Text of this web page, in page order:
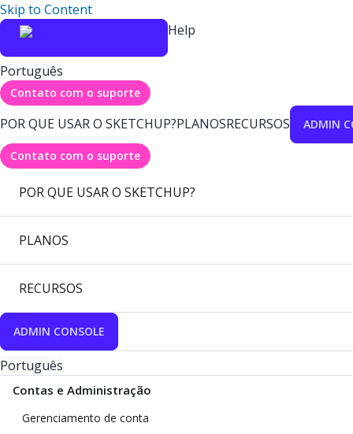
Skip to Content
Help
Português
Contato com o suporte
POR QUE USAR O SKETCHUP?PLANOSRECURSOS ADMIN
Contato com o suporte
POR QUE USAR O SKETCHUP?
PLANOS
RECURSOS
ADMIN CONSOLE
Português
Contas e Administração
Gerenciamento de conta